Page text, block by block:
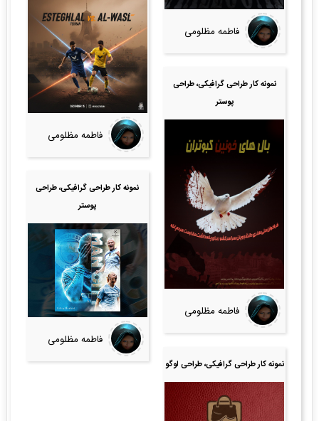
فاطمه مظلومی
نمونه کار طراحی گرافیکی، طراحی
پوستر
فاطمه مظلومی
نمونه کار طراحی گرافیکی، طراحی لوگو
فاطمه مظلومی
نمونه کار طراحی گرافیکی، طراحی
پوستر
فاطمه مظلومی